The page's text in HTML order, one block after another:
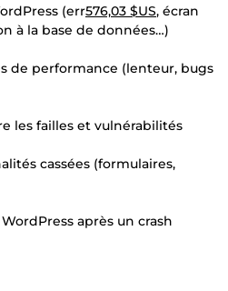
(err576,03 $US, écran
à la base de données…)
de performance (lenteur, bugs
les failles et vulnérabilités
cassées (formulaires,
après un crash